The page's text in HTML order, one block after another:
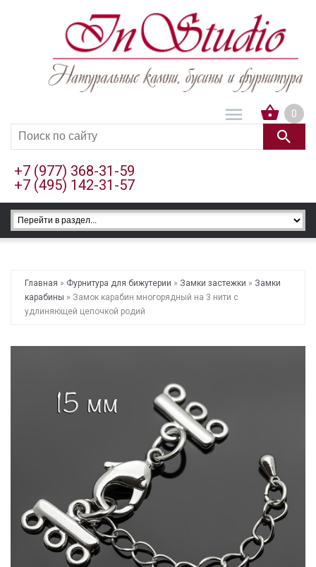
0
+7 (977) 368-31-59
+7 (495) 142-31-57
Главная » Фурнитура для бижутерии » Замки застежки » Замки
карабины » Замок карабин многорядный на 3 нити с
удлиняющей цепочкой родий